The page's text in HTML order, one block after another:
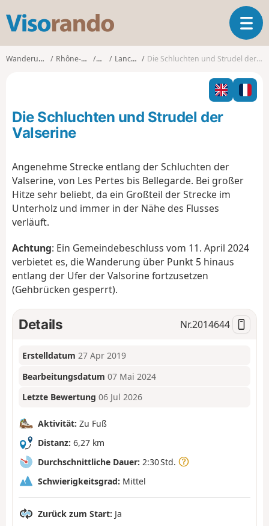
s
o
o
T
o
g
l
n
Wanderungen Rhône-Alpes Ain Lancrans Die Schluchten und Strudel der Valserine
Die Schluchten und Strudel der
Valserine
Angenehme Strecke entlang der Schluchten der
Valserine, von Les Pertes bis Bellegarde. Bei großer
Hitze sehr beliebt, da ein Großteil der Strecke im
Unterholz und immer in der Nähe des Flusses
verläuft.
Achtung: Ein Gemeindebeschluss vom 11. April 2024
verbietet es, die Wanderung über Punkt 5 hinaus
entlang der Ufer der Valsorine fortzusetzen
(Gehbrücken gesperrt).
Details Nr.2014644
Erstelldatum 27 Apr 2019
Bearbeitungsdatum 07 Mai 2024
Letzte Bewertung 06 Jul 2026
Aktivität: Zu Fuß
Distanz: 6,27 km
Durchschnittliche Dauer: 2:30 Std.
Schwierigkeitsgrad: Mittel
Zurück zum Start: Ja